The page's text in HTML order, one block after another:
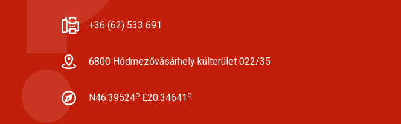
+36 (62) 533 691
6800 Hódmezővásárhely külterület 022/35
N46.39524o E20.34641 o